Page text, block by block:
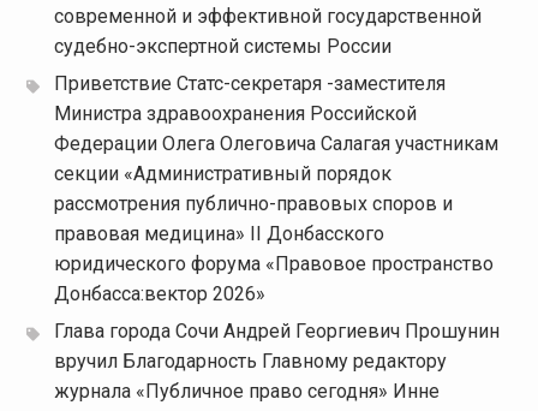
современной и эффективной государственной
судебно-экспертной системы России
Приветствие Статс-секретаря -заместителя
Министра здравоохранения Российской
Федерации Олега Олеговича Салагая участникам
секции «Административный порядок
рассмотрения публично-правовых споров и
правовая медицина» II Донбасского
юридического форума «Правовое пространство
Донбасса:вектор 2026»
Глава города Сочи Андрей Георгиевич Прошунин
вручил Благодарность Главному редактору
журнала «Публичное право сегодня» Инне